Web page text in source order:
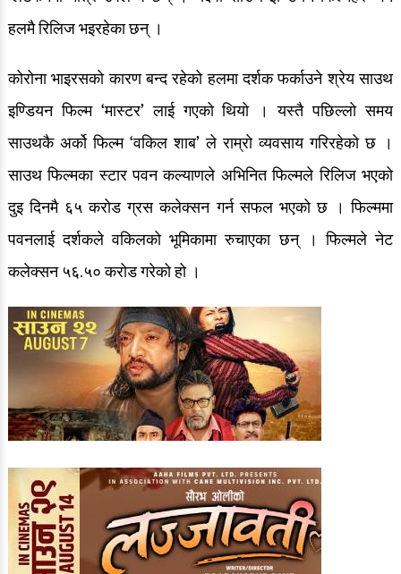
हलमै रिलिज भइरहेका छन् ।
कोरोना भाइरसको कारण बन्द रहेको हलमा दर्शक फर्काउने श्रेय साउथ
इण्डियन फिल्म ‘मास्टर’ लाई गएको थियो । यस्तै पछिल्लो समय
साउथकै अर्को फिल्म ‘वकिल शाब’ ले राम्रो व्यवसाय गरिरहेको छ ।
साउथ फिल्मका स्टार पवन कल्याणले अभिनित फिल्मले रिलिज भएको
दुइ दिनमै ६५ करोड ग्रस कलेक्सन गर्न सफल भएको छ । फिल्ममा
पवनलाई दर्शकले वकिलको भूमिकामा रुचाएका छन् । फिल्मले नेट
कलेक्सन ५६.५० करोड गरेको हो ।